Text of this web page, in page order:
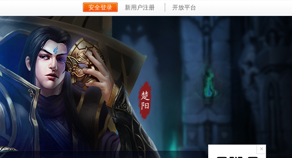
安全登录 新用户注册 开放平台
×